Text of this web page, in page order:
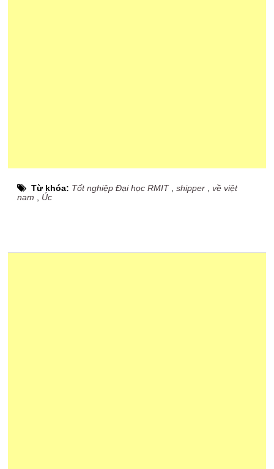
Từ khóa: Tốt nghiệp Đại học RMIT,shipper ,về việt
nam
Úc